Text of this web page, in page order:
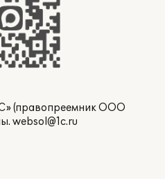
(правопреемник ООО
websol@1c.ru